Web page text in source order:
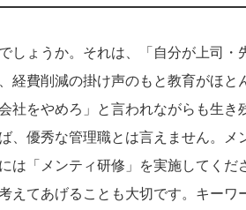
しょうか。それは、「自分が上司
経費削減の掛け声のもと教育がほと
社をやめろ」と言われながらも生き
、優秀な管理職とは言えません。
は「メンティ研修」を実施してくだ
えてあげることも大切です。キー